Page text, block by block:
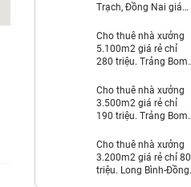
Trạch, Đồng Nai giá
Cho thuê nhà xưởng
5.100m2 giá rẻ chỉ
280 triệu. Trảng Bom-
Cho thuê nhà xưởng
3.500m2 giá rẻ chỉ
190 triệu. Trảng Bom-
Cho thuê nhà xưởng
3.200m2 giá rẻ chỉ 80
triệu. Long Bình-Đồng